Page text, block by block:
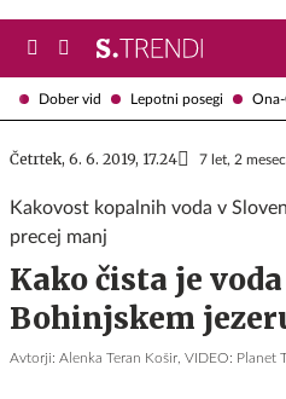
Dober vid Lepotni posegi
Četrtek, 6. 6. 2019, 17.24 7 let, 2
Kakovost kopalnih voda v
precej manj
Kako čista je
Bohinjskem
Avtorji: Alenka Teran Košir, VIDEO: Planet